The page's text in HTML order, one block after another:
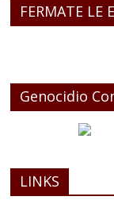
FERMATE LE
Genocidio
LINKS